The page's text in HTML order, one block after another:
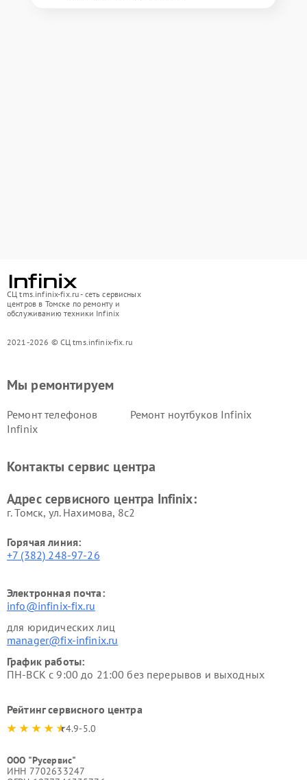
СЦ tms.infinix-fix.ru - сеть сервисных
центров в Томске по ремонту и
обслуживанию техники Infinix
2021-2026 © СЦ tms.infinix-fix.ru
Мы ремонтируем
Ремонт телефонов
Infinix
Ремонт ноутбуков Infinix
Контакты сервис центра
Адрес сервисного центра Infinix:
г. Томск, ул. Нахимова, 8с2
Горячая линия:
+7 (382) 248-97-26
Электронная почта:
info@infinix-fix.ru
для юридических лиц
manager@fix-infinix.ru
График работы:
ПН-ВСК с 9:00 до 21:00 без перерывов и выходных
Рейтинг сервисного центра
4.9-5.0
ООО "Русервис"
ИНН 7702633247